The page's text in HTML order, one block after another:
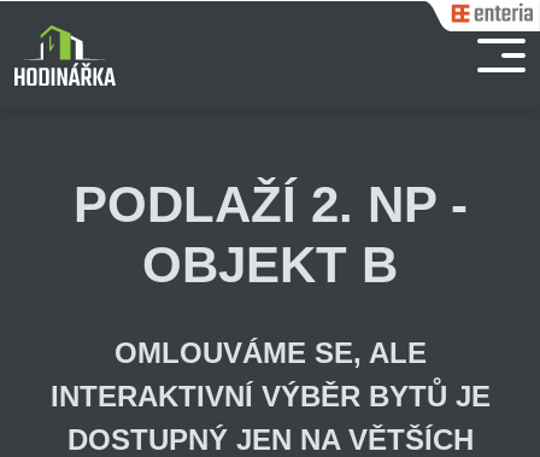
PODLAŽÍ 2. NP -
OBJEKT B
OMLOUVÁME SE, ALE
INTERAKTIVNÍ VÝBĚR BYTŮ JE
DOSTUPNÝ JEN NA VĚTŠÍCH